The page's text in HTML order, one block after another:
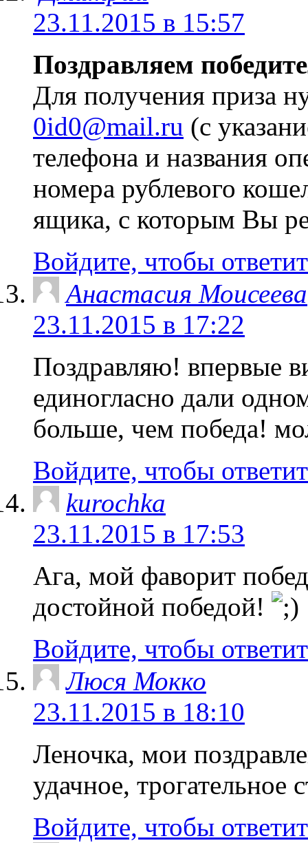
23.11.2015 в 15:57
Поздравляем
Для получения приза
0id0@mail.ru (с
телефона и названия
номера рублевого
ящика, с которым Вы
Войдите, чтобы
Анастасия Моисеева
23.11.2015 в 17:22
Поздравляю! впервые
единогласно дали
больше, чем победа!
Войдите, чтобы
kurochka
23.11.2015 в 17:53
Ага, мой фаворит
достойной победой!
Войдите, чтобы
Люся Мокко
23.11.2015 в 18:10
Леночка, мои
удачное, трогательное
Войдите, чтобы